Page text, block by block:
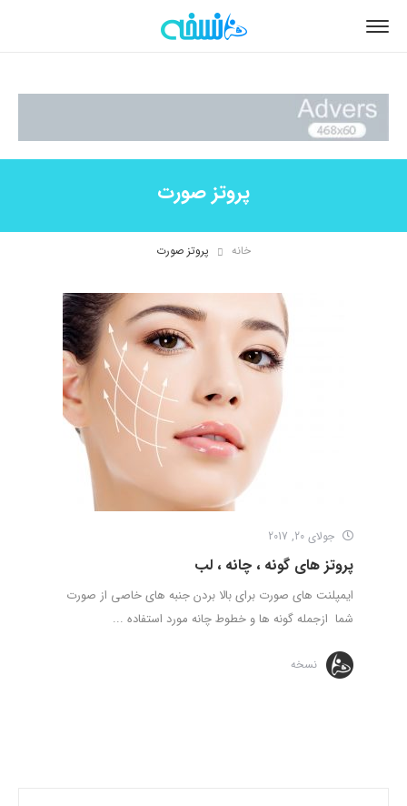
پروتز صورت
خانه پروتز صورت
جولای 20, 2017
پروتز های گونه ، چانه ، لب
ایمپلنت های صورت برای بالا بردن جنبه های خاصی از صورت
شما ازجمله گونه ها و خطوط چانه مورد استفاده ...
نسخه